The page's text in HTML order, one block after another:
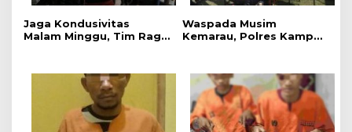
Jaga Kondusivitas
Malam Minggu, Tim Raga
Bangkinang
Waspada Musim
Kemarau, Polres Kampar
Karhutla